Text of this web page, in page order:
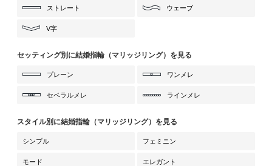
ストレート ウェーブ
V字
セッティング別に結婚指輪（マリッジリング）を見る
プレーン ワンメレ
セベラルメレ ラインメレ
スタイル別に結婚指輪（マリッジリング）を見る
シンプル フェミニン
モード エレガント